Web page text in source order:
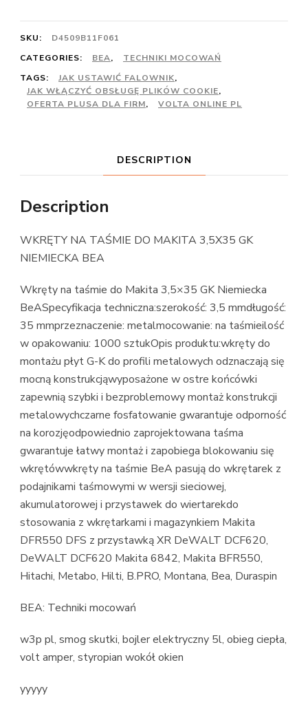
SKU:
D4509B11F061
CATEGORIES:
BEA,
TECHNIKI MOCOWAŃ
TAGS:
JAK USTAWIĆ FALOWNIK,
JAK WŁĄCZYĆ OBSŁUGĘ PLIKÓW COOKIE,
OFERTA PLUSA DLA FIRM, VOLTA ONLINE PL
DESCRIPTION
Description
WKRĘTY NA TAŚMIE DO MAKITA 3,5X35 GK
NIEMIECKA BEA
Wkręty na taśmie do Makita 3,5×35 GK Niemiecka
BeASpecyfikacja techniczna:szerokość: 3,5 mmdługość:
35 mmprzeznaczenie: metalmocowanie: na taśmieilość
w opakowaniu: 1000 sztukOpis produktu:wkręty do
montażu płyt G-K do profili metalowych odznaczają się
mocną konstrukcjąwyposażone w ostre końcówki
zapewnią szybki i bezproblemowy montaż konstrukcji
metalowychczarne fosfatowanie gwarantuje odporność
na korozjęodpowiednio zaprojektowana taśma
gwarantuje łatwy montaż i zapobiega blokowaniu się
wkrętówwkręty na taśmie BeA pasują do wkrętarek z
podajnikami taśmowymi w wersji sieciowej,
akumulatorowej i przystawek do wiertarekdo
stosowania z wkrętarkami i magazynkiem Makita
DFR550 DFS z przystawką XR DeWALT DCF620,
DeWALT DCF620 Makita 6842, Makita BFR550,
Hitachi, Metabo, Hilti, B.PRO, Montana, Bea, Duraspin
BEA: Techniki mocowań
w3p pl, smog skutki, bojler elektryczny 5l, obieg ciepła,
volt amper, styropian wokół okien
yyyyy